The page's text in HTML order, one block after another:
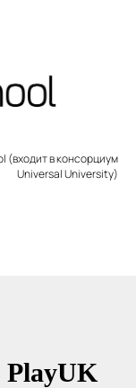
(входит в консорциум
Universal University)